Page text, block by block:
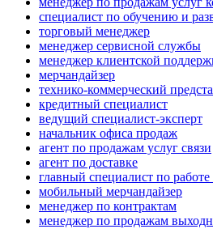
специалист по обучению и
торговый менеджер
менеджер сервисной службы
менеджер клиентской
мерчандайзер
технико-коммерческий
кредитный специалист
ведущий специалист-эксперт
начальник офиса продаж
агент по продажам услуг связи
агент по доставке
главный специалист по
мобильный мерчандайзер
менеджер по контрактам
менеджер по продажам